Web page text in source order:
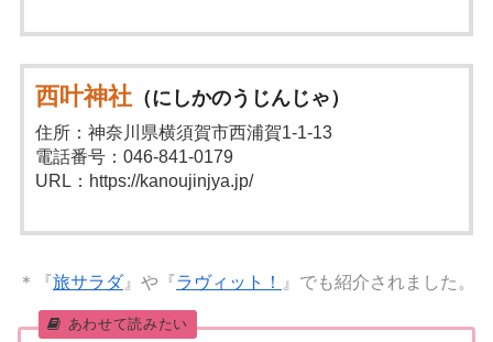
西叶神社 （にしかのうじんじゃ）
住所：神奈川県横須賀市西浦賀1-1-13
電話番号：046-841-0179
URL：https://kanoujinjya.jp/
＊『旅サラダ』や『ラヴィット！ 』でも紹介されました。